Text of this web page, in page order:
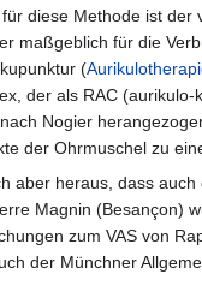
diese Methode ist
maßgeblich für die
(
der als RAC
Nogier
der Ohrmuschel zu
aber heraus, dass
Magnin (Besançon)
zum VAS von
der Münchner